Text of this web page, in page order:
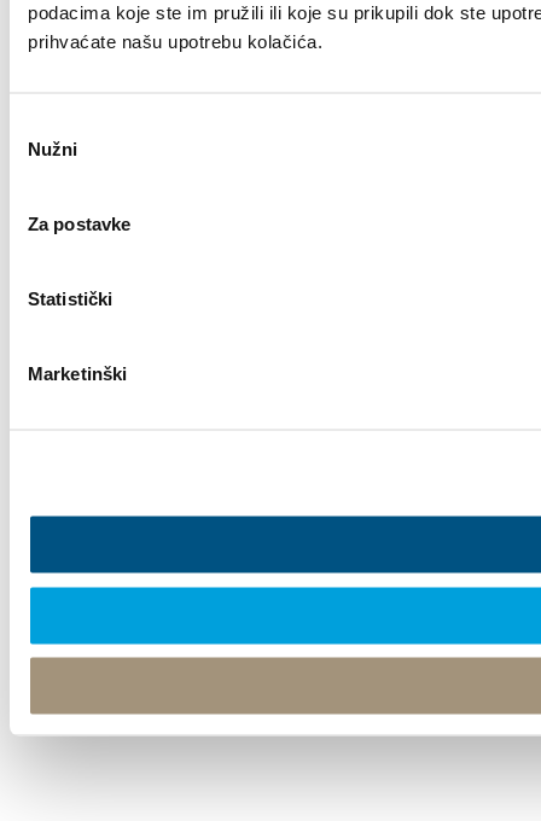
podacima koje ste im pružili ili koje su prikupili dok ste
prihvaćate našu upotrebu kolačića.
pristanka
Nužni
Za postavke
Statistički
Marketinški